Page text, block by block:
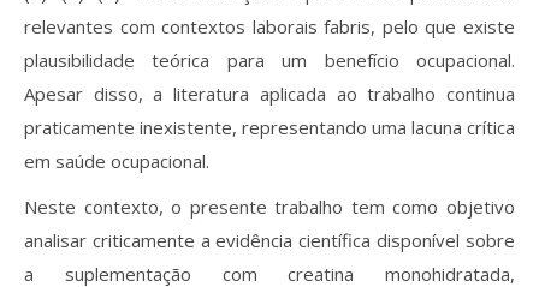
relevantes com contextos laborais fabris, pelo que existe
plausibilidade teórica para um benefício ocupacional.
Apesar disso, a literatura aplicada ao trabalho continua
praticamente inexistente, representando uma lacuna crítica
em saúde ocupacional.
Neste contexto, o presente trabalho tem como objetivo
analisar criticamente a evidência científica disponível sobre
a suplementação com creatina monohidratada,